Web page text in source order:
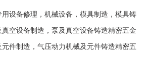
设备修理，机械设备，模具制造，模具铸
空设备制造，泵及真空设备铸造精密五金
件制造，气压动力机械及元件铸造精密五